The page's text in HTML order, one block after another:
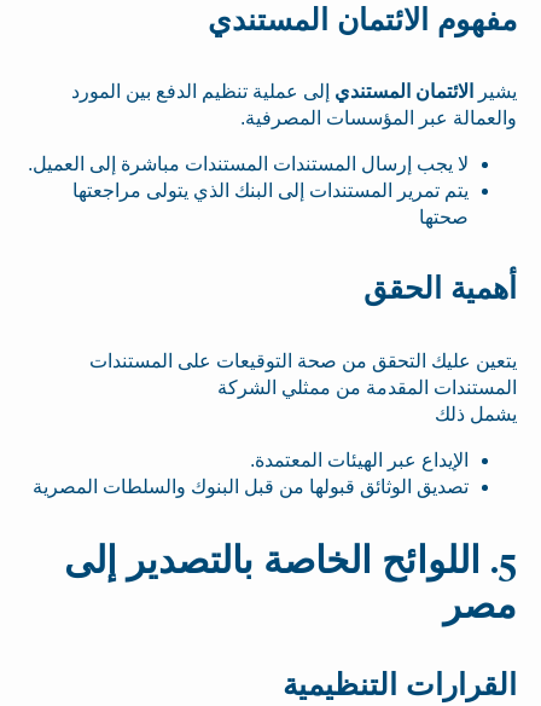
مفهوم الائتمان المستندي
يشير الائتمان المستندي إلى عملية تنظيم الدفع بين المورد
والعمالة عبر المؤسسات المصرفية.
لا يجب إرسال المستندات المستندات مباشرة إلى العميل.
يتم تمرير المستندات إلى البنك الذي يتولى مراجعتها
صحتها
أهمية الحقق
يتعين عليك التحقق من صحة التوقيعات على المستندات
المستندات المقدمة من ممثلي الشركة
يشمل ذلك
الإيداع عبر الهيئات المعتمدة.
تصديق الوثائق قبولها من قبل البنوك والسلطات المصرية
5. اللوائح الخاصة بالتصدير إلى
مصر
القرارات التنظيمية